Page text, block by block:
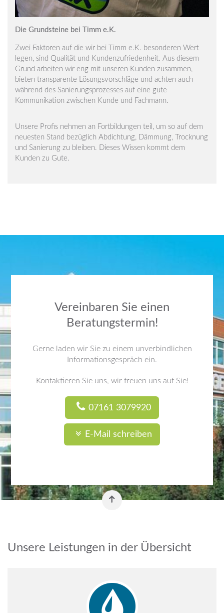
Die Grundsteine bei Timm e.K.
Zwei Faktoren auf die wir bei Timm e.K. besonderen Wert
legen, sind Qualität und Kundenzufriedenheit. Aus diesem
Grund arbeiten wir eng mit unseren Kunden zusammen,
bieten transparente Lösungsvorschläge und achten auch
während des Sanierungsprozesses auf eine gute
Kommunikation zwischen Kunde und Fachmann.
Unsere Profis nehmen an Fortbildungen teil, um so auf dem
neuesten Stand bezüglich Abdichtung, Dämmung, Trocknung
und Sanierung zu bleiben. Dieses Wissen kommt dem
Kunden zu Gute.
Vereinbaren Sie einen
Beratungstermin!
Gerne laden wir Sie zu einem unverbindlichen
Informationsgespräch ein.
Kontaktieren Sie uns, wir freuen uns auf Sie!
07161 3079920
E-Mail schreiben
Unsere Leistungen in der Übersicht